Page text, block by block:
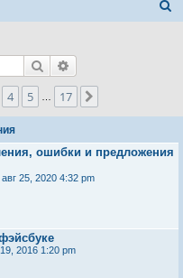
Поиск
из
4 5 17
ошибки и предложения
авг 25, 2020 4:32 pm
2016 1:20 pm